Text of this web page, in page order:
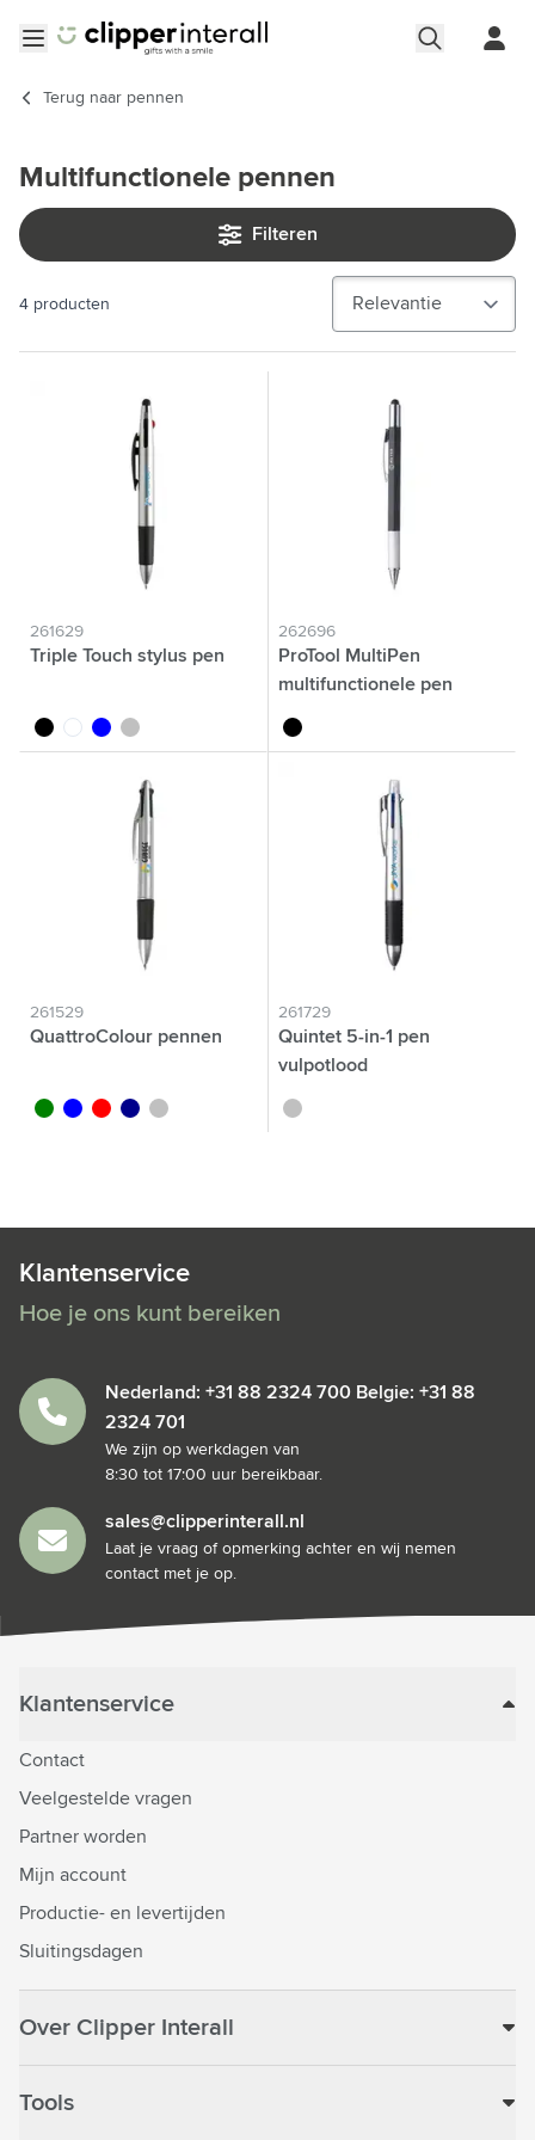
Terug naar pennen
Multifunctionele pennen
Filteren
4 producten
261629
Triple Touch stylus pen
noir blancbleu argenté
262696
ProTool MultiPen
multifunctionele pen
noir
261529
QuattroColour pennen
vert bleu rougebleu foncé
argenté
261729
Quintet 5-in-1 pen
vulpotlood
argenté
Klantenservice
Hoe je ons kunt bereiken
Nederland: +31 88 2324 700 Belgie: +31 88
2324 701
We zijn op werkdagen van
8:30 tot 17:00 uur bereikbaar.
sales@clipperinterall.nl
Laat je vraag of opmerking achter en wij nemen
contact met je op.
Klantenservice
Contact
Veelgestelde vragen
Partner worden
Mijn account
Productie- en levertijden
Sluitingsdagen
Over Clipper Interall
Tools